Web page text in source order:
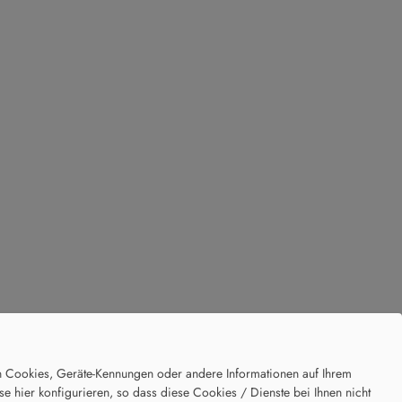
Geräte-Kennungen oder andere Informationen auf Ihrem
hier konfigurieren, so dass diese Cookies / Dienste bei Ihnen nicht